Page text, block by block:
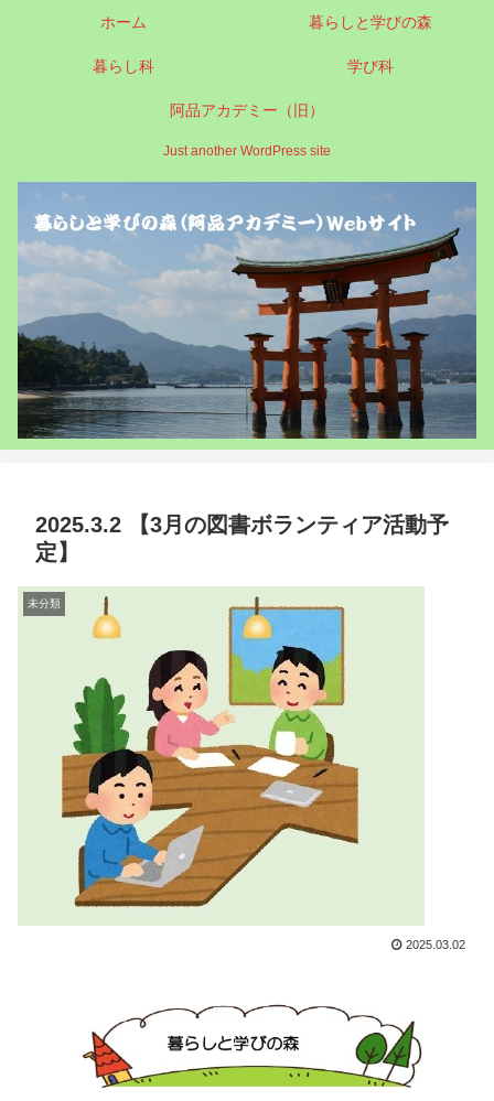
Just another WordPress site
ホーム 暮らしと学びの森
暮らし科 学び科
阿品アカデミー（旧）
2025.3.2 【3月の図書ボランティア活動予
定】
未分類
2025.03.02